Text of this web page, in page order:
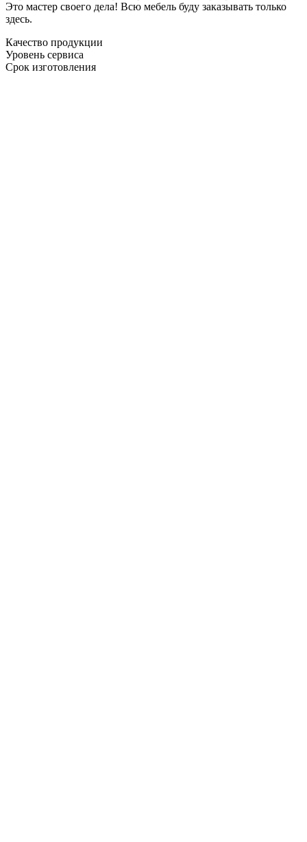
Это мастер своего дела! Всю мебель буду заказывать только
здесь.
Качество продукции
Уровень сервиса
Срок изготовления